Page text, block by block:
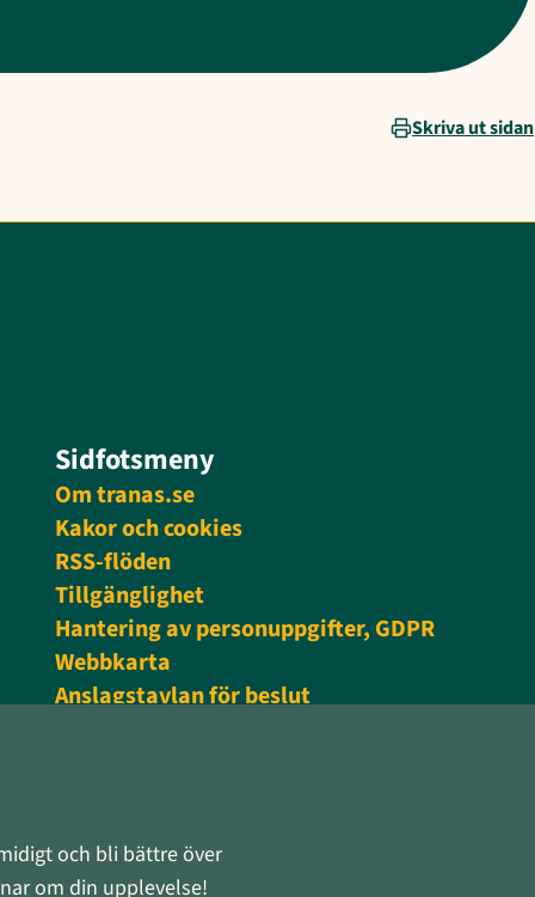
Skriva ut sidan
Sidfotsmeny
Om tranas.se
Kakor och cookies
RSS-flöden
Tillgänglighet
Hantering av personuppgifter, GDPR
Webbkarta
Anslagstavlan för beslut
och bli bättre över
om din upplevelse!